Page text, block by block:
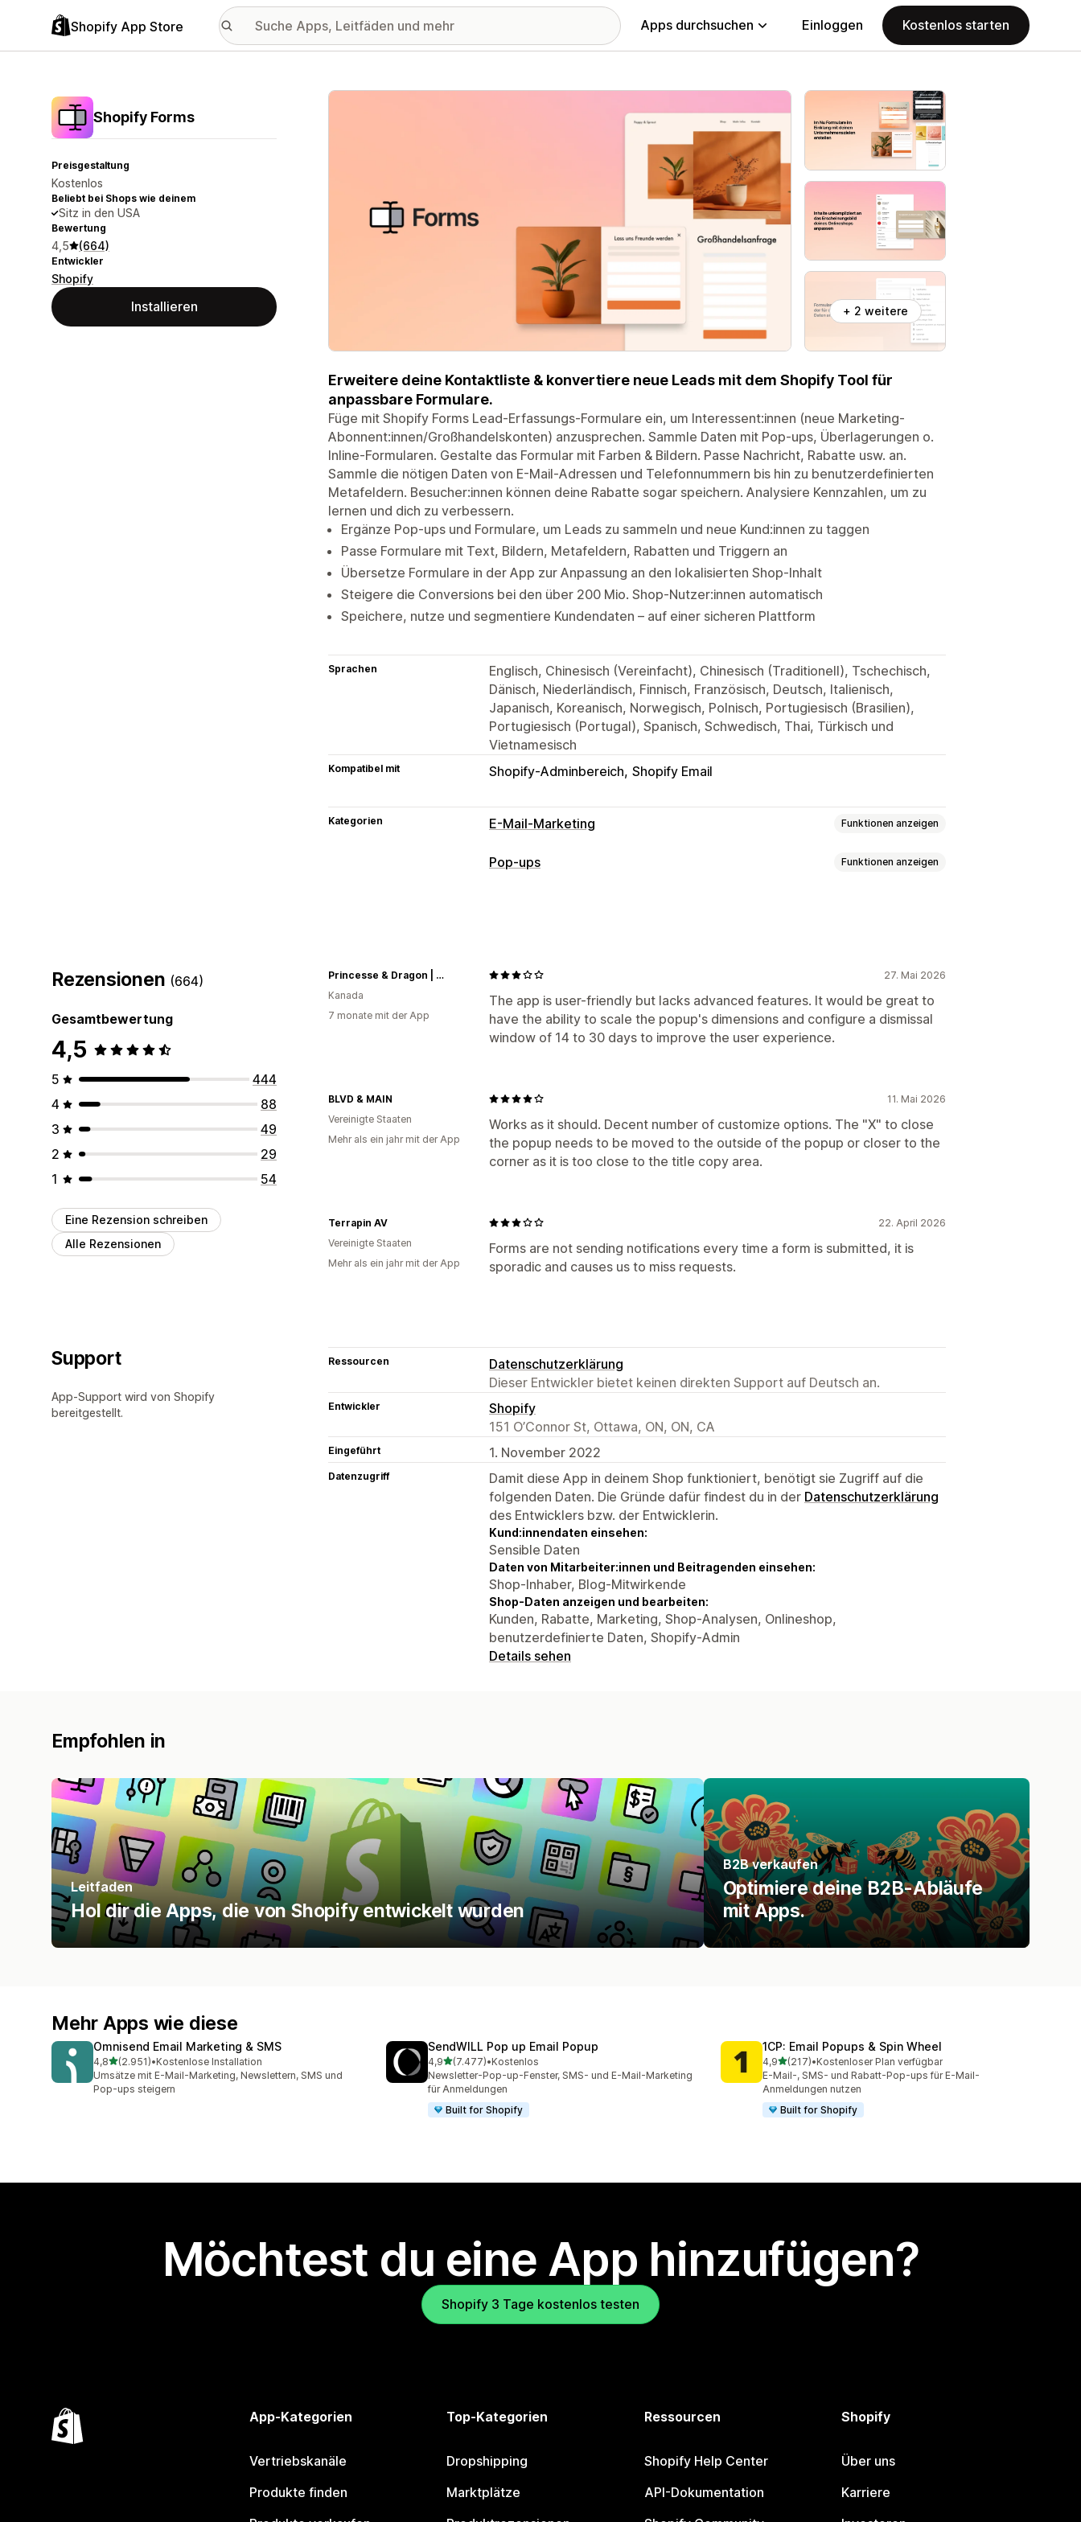
Shopify App Store Apps durchsuchen Einloggen Kostenlos starten
Shopify Forms
Preisgestaltung
Kostenlos
Beliebt bei Shops wie deinem
Sitz in den USA
Bewertung
4,5 (664)
Entwickler
Shopify
Installieren
Vorgestellte Bildergalerie
+ 2 weitere
Erweitere deine Kontaktliste & konvertiere neue Leads mit dem Shopify Tool für
anpassbare Formulare.
Füge mit Shopify Forms Lead-Erfassungs-Formulare ein, um Interessent:innen (neue Marketing-
Abonnent:innen/Großhandelskonten) anzusprechen. Sammle Daten mit Pop-ups, Überlagerungen o.
Inline-Formularen. Gestalte das Formular mit Farben & Bildern. Passe Nachricht, Rabatte usw. an.
Sammle die nötigen Daten von E-Mail-Adressen und Telefonnummern bis hin zu benutzerdefinierten
Metafeldern. Besucher:innen können deine Rabatte sogar speichern. Analysiere Kennzahlen, um zu
lernen und dich zu verbessern.
Ergänze Pop-ups und Formulare, um Leads zu sammeln und neue Kund:innen zu taggen
Passe Formulare mit Text, Bildern, Metafeldern, Rabatten und Triggern an
Übersetze Formulare in der App zur Anpassung an den lokalisierten Shop-Inhalt
Steigere die Conversions bei den über 200 Mio. Shop-Nutzer:innen automatisch
Speichere, nutze und segmentiere Kundendaten – auf einer sicheren Plattform
Sprachen
Englisch, Chinesisch (Vereinfacht), Chinesisch (Traditionell), Tschechisch,
Dänisch, Niederländisch, Finnisch, Französisch, Deutsch, Italienisch,
Japanisch, Koreanisch, Norwegisch, Polnisch, Portugiesisch (Brasilien),
Portugiesisch (Portugal), Spanisch, Schwedisch, Thai, Türkisch und
Vietnamesisch
Kompatibel mit Shopify-Adminbereich Shopify Email
Kategorien E-Mail-Marketing Funktionen anzeigen
Kampagnentypen
SMS-Erfassungsliste
Targeting
Segmentierung Tagging Tracking Berichterstattung Analysen
Pop-ups Funktionen anzeigen
Editor-Tool
Targeting
Segmentierung Berichterstattung
Rezensionen (664)
Gesamtbewertung
4,5
5
444
4
88
3
49
2
29
1
54
Eine Rezension schreiben
Alle Rezensionen
27. Mai 2026
The app is user-friendly but lacks advanced features. It would be great to
have the ability to scale the popup's dimensions and configure a dismissal
window of 14 to 30 days to improve the user experience.
Princesse & Dragon | Montréal
Kanada
7 monate mit der App
11. Mai 2026
Works as it should. Decent number of customize options. The "X" to close
the popup needs to be moved to the outside of the popup or closer to the
corner as it is too close to the title copy area.
BLVD & MAIN
Vereinigte Staaten
Mehr als ein jahr mit der App
22. April 2026
Forms are not sending notifications every time a form is submitted, it is
sporadic and causes us to miss requests.
Terrapin AV
Vereinigte Staaten
Mehr als ein jahr mit der App
Support
App-Support wird von Shopify
bereitgestellt.
Ressourcen
Datenschutzerklärung
Dieser Entwickler bietet keinen direkten Support auf Deutsch an.
Entwickler
Shopify
151 O’Connor St, Ottawa, ON, ON, CA
Eingeführt 1. November 2022
Datenzugriff
Damit diese App in deinem Shop funktioniert, benötigt sie Zugriff auf die
folgenden Daten. Die Gründe dafür findest du in der Datenschutzerklärung
des Entwicklers bzw. der Entwicklerin.
Kund:innendaten einsehen:
Sensible Daten
Daten von Mitarbeiter:innen und Beitragenden einsehen:
Shop-Inhaber, Blog-Mitwirkende
Shop-Daten anzeigen und bearbeiten:
Kunden, Rabatte, Marketing, Shop-Analysen, Onlineshop,
benutzerdefinierte Daten, Shopify-Admin
Details sehen
Empfohlen in
Leitfaden
Hol dir die Apps, die von Shopify entwickelt wurden
B2B verkaufen
Optimiere deine B2B-Abläufe
mit Apps.
Mehr Apps wie diese
Omnisend Email Marketing & SMS
4,8von 5 Sternen
(2.951)
2951 Rezensionen insgesamt
•Kostenlose Installation
Umsätze mit E-Mail-Marketing, Newslettern, SMS und
Pop-ups steigern
SendWILL Pop up Email Popup
4,9von 5 Sternen
(7.477)
7477 Rezensionen insgesamt
•Kostenlos
Newsletter-Pop-up-Fenster, SMS- und E-Mail-Marketing
für Anmeldungen
Built for Shopify
1CP: Email Popups & Spin Wheel
4,9von 5 Sternen
(217)
217 Rezensionen insgesamt
•Kostenloser Plan verfügbar
E-Mail-, SMS- und Rabatt-Pop-ups für E-Mail-
Anmeldungen nutzen
Built for Shopify
Möchtest du eine App hinzufügen?
Shopify 3 Tage kostenlos testen
App-Kategorien
Vertriebskanäle
Produkte finden
Top-Kategorien
Dropshipping
Marktplätze
Ressourcen
Shopify Help Center
API-Dokumentation
Shopify
Über uns
Karriere